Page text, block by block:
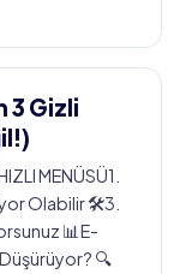
3 Gizli
MENÜSÜ1.
Olabilir 🛠️3.
📊E-
🔍